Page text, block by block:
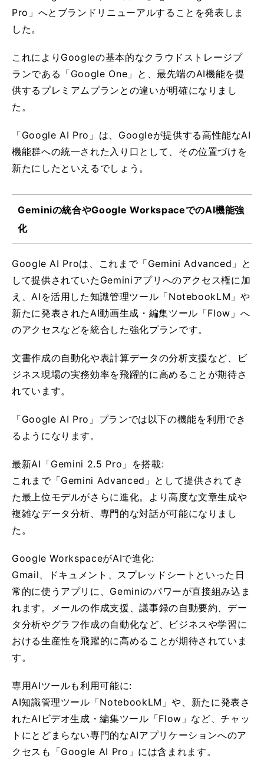
Pro」へとブランドリニューアルすることを発表しま
した。
これによりGoogleの基本的なクラウドストレージプ
ランである「Google One」と、最先端のAI機能を提
供するプレミアムプランとの違いが明確になりまし
た。
「Google AI Pro」は、Googleが提供する高性能なAI
機能群への統一された入り口として、その位置づけを
新たにしたといえるでしょう。
Geminiの統合やGoogle WorkspaceでのAI機能強
化
Google AI Proは、これまで「Gemini Advanced」と
して提供されていたGeminiアプリへのアクセス権に加
え、AIを活用した知識管理ツール「NotebookLM」や
新たに発表されたAI動画生成・編集ツール「Flow」へ
のアクセスなどを統合した強化プランです。
文書作成の自動化や表計算データの分析支援など、ビ
ジネス現場の実務効率を飛躍的に高めることが期待さ
れています。
「Google AI Pro」プランでは以下の機能を利用でき
るようになります。
最新AI「Gemini 2.5 Pro」を搭載:
これまで「Gemini Advanced」として提供されてき
た最上位モデルがさらに進化。より高度な文章生成や
複雑なデータ分析、専門的な対話が可能になりまし
た。
Google WorkspaceがAIで進化:
Gmail、ドキュメント、スプレッドシートといった日
常的に使うアプリに、Geminiのパワーが直接組み込ま
れます。メールの作成支援、議事録の自動要約、デー
タ分析やグラフ作成の自動化など、ビジネスや学習に
おける生産性を飛躍的に高めることが期待されていま
す。
専用AIツールも利用可能に:
AI知識管理ツール「NotebookLM」や、新たに発表さ
れたAIビデオ生成・編集ツール「Flow」など、チャッ
トにとどまらない専門的なAIアプリケーションへのア
クセスも「Google AI Pro」には含まれます。